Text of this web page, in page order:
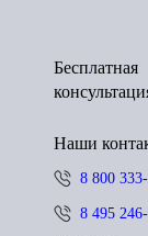
Бесплатная
Наши
8 800
8 495